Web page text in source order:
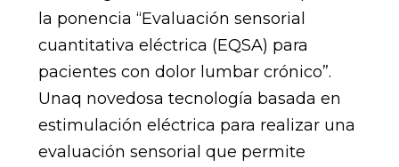
la ponencia “Evaluación sensorial
cuantitativa eléctrica (EQSA) para
pacientes con dolor lumbar crónico”.
Unaq novedosa tecnología basada en
estimulación eléctrica para realizar una
evaluación sensorial que permite